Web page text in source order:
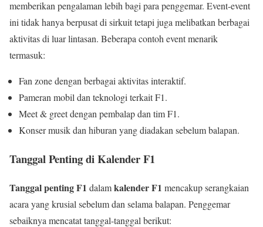
memberikan pengalaman lebih bagi para penggemar. Event-event
ini tidak hanya berpusat di sirkuit tetapi juga melibatkan berbagai
aktivitas di luar lintasan. Beberapa contoh event menarik
termasuk:
Fan zone dengan berbagai aktivitas interaktif.
Pameran mobil dan teknologi terkait F1.
Meet & greet dengan pembalap dan tim F1.
Konser musik dan hiburan yang diadakan sebelum balapan.
Tanggal Penting di Kalender F1
Tanggal penting F1 dalamkalender F1 mencakup serangkaian
acara yang krusial sebelum dan selama balapan. Penggemar
sebaiknya mencatat tanggal-tanggal berikut: